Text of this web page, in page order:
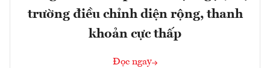
trường điều chỉnh diện rộng, thanh
khoản cực thấp
Đọc ngay